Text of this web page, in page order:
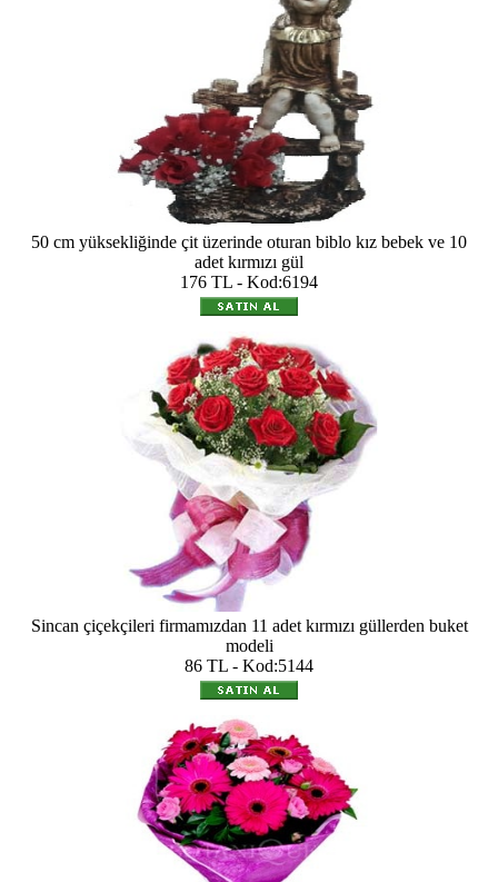
50 cm yüksekliğinde çit üzerinde oturan biblo kız bebek ve 10
adet kırmızı gül
176 TL - Kod:6194
Sincan çiçekçileri firmamızdan 11 adet kırmızı güllerden buket
modeli
86 TL - Kod:5144